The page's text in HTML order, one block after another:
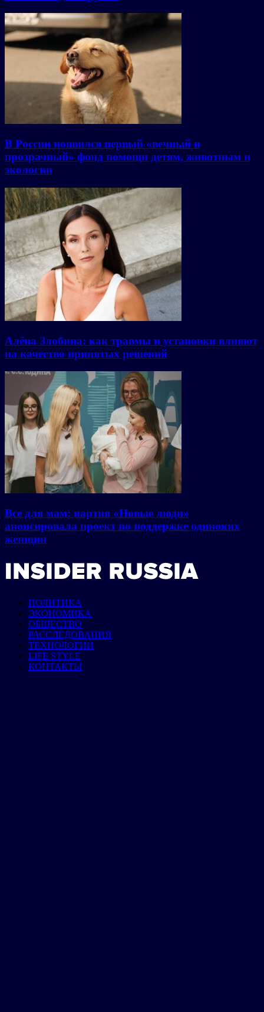
В России появился первый «вечный и
прозрачный» фонд помощи детям, животным и
экологии
Алёна Злобина: как травмы и установки влияют
на качество принятых решений
Все для мам: партия «Новые люди»
анонсировала проект по поддержке одиноких
женщин
ПОЛИТИКА
ЭКОНОМИКА
ОБЩЕСТВО
РАССЛЕДОВАНИЯ
ТЕХНОЛОГИИ
LIFE STYLE
КОНТАКТЫ